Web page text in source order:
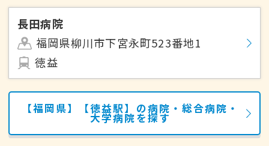
長田病院
福岡県柳川市下宮永町523番地1
徳益
【福岡県】【徳益駅】の病院・総合病院・
大学病院を探す